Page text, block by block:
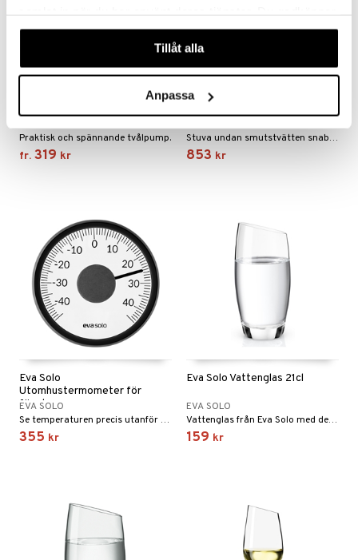
våra cookies vid fortsatt användande av vår webbplats.
Tillåt alla
Anpassa
Finns i flera varianter
Praktisk och spännande tvålpump.
fr. 319 kr
Eva Solo Tvättsäck
Stuva undan smutstvätten snabbt och enkelt med funktionell tvättkorg, förvaring och transportväska i ett.
853 kr
Eva Solo
Utomhustermometer för
fönster
EVA SOLO
Se temperaturen precis utanför fönstret och var förberedd på alla olika väder.
355 kr
Eva Solo Vattenglas 21cl
EVA SOLO
Vattenglas från Eva Solo med den eleganta sneda kanten.
159 kr